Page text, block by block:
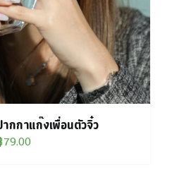
ากกาแก๊งเพื่อนตัวจิ๋ว
79.00